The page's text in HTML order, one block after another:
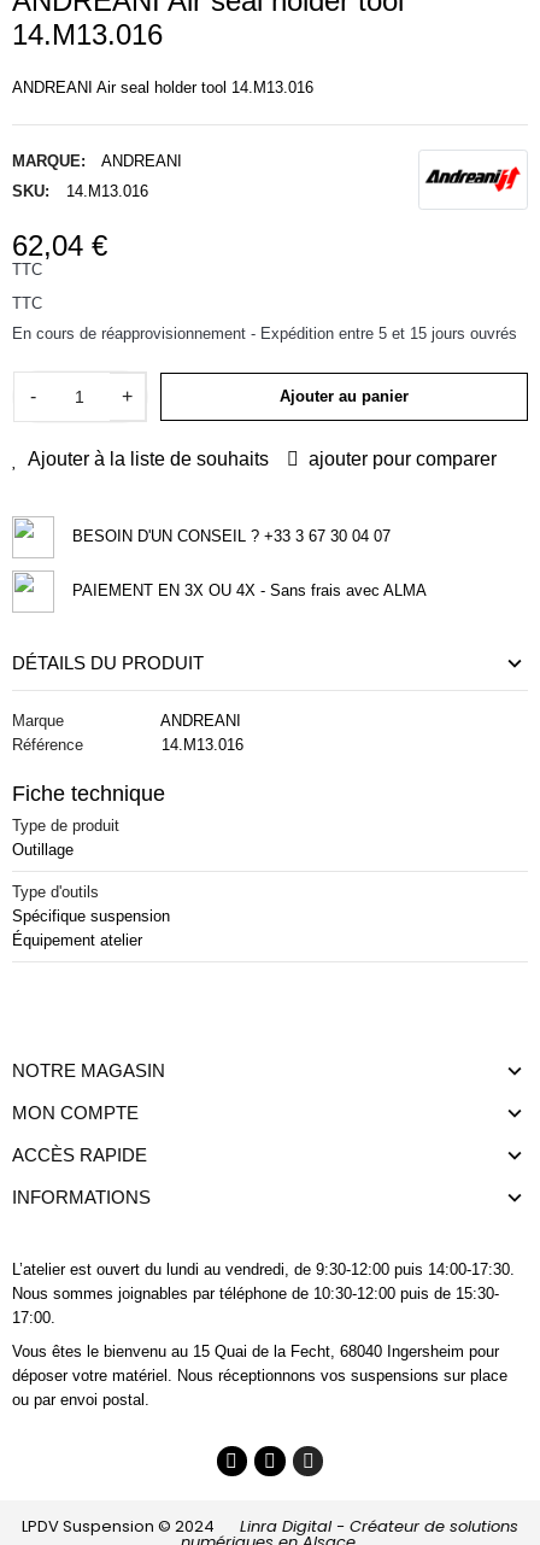
14.M13.016
ANDREANI Air seal holder tool 14.M13.016
MARQUE:
ANDREANI
SKU:
14.M13.016
62,04 €
TTC
TTC
En cours de réapprovisionnement - Expédition entre 5 et 15 jours ouvrés
- + Ajouter au panier
Ajouter à la liste de souhaits ajouter pour comparer
BESOIN D'UN CONSEIL ? +33 3 67 30 04 07
PAIEMENT EN 3X OU 4X - Sans frais avec ALMA
DÉTAILS DU PRODUIT
Marque
ANDREANI
Référence
14.M13.016
Fiche technique
Type de produit
Outillage
Type d'outils
Spécifique suspension
Équipement atelier
NOTRE MAGASIN
MON COMPTE
ACCÈS RAPIDE
INFORMATIONS
L’atelier est ouvert du lundi au vendredi, de 9:30-12:00 puis 14:00-17:30.
Nous sommes joignables par téléphone de 10:30-12:00 puis de 15:30-
17:00.
Vous êtes le bienvenu au 15 Quai de la Fecht, 68040 Ingersheim pour
déposer votre matériel. Nous réceptionnons vos suspensions sur place
ou par envoi postal.
LPDV Suspension © 2024 Linra Digital - Créateur de solutions